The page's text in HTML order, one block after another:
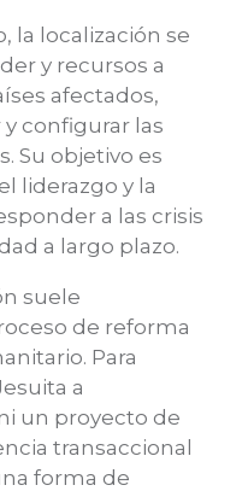
la localización se
y recursos a
afectados,
configurar las
Su objetivo es
liderazgo y la
a las crisis
a largo plazo.
suele
de reforma
Para
a
un proyecto de
transaccional
forma de